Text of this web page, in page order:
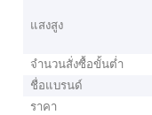
แสงสูง
จำนวนสั่งซื้อขั้นต่ำ
ชื่อแบรนด์
ราคา